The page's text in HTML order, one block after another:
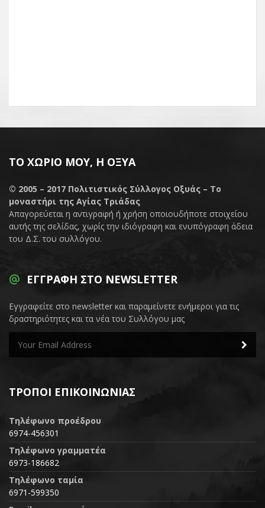
ΤΟ ΧΩΡΙΌ ΜΟΥ, Η ΟΞΥΆ
© 2005 – 2017 Πολιτιστικός Σύλλογος Οξυάς – Το
μοναστήρι της Αγίας Τριάδας
Απαγορεύεται η αντιγραφή ή χρήση οποιουδήποτε στοιχείου
αυτής της σελίδας, χωρίς την ιδιόγραφη και ενυπόγραφη άδεια
του Δ.Σ. του συλλόγου.
ΕΓΓΡΑΦΉ ΣΤΟ NEWSLETTER
Εγγραφείτε στο newsletter και παραμείνετε ενήμεροι για τις
δραστηριότητες και τα νέα του Συλλόγου μας
ΤΡΌΠΟΙ ΕΠΙΚΟΙΝΩΝΊΑΣ
Τηλέφωνο προέδρου
6974-456301
Τηλέφωνο γραμματέα
6973-186682
Τηλέφωνο ταμία
6971-599350